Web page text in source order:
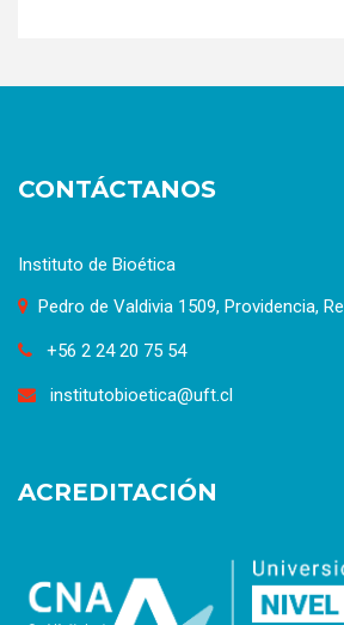
CONTÁCTANOS
Instituto de Bioética
Pedro de Valdivia 1509, Providencia,
+56 2 24 20 75 54
institutobioetica@uft.cl
ACREDITACIÓN